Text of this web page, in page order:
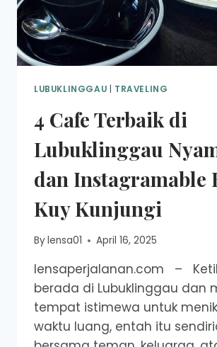
LUBUKLINGGAU TRAVELING
4 Cafe Terbaik di
Lubuklinggau
dan Instagramable
Kuy Kunjungi
Bylensa01 April 16, 2025
lensaperjalanan.com –
berada di Lubuklinggau dan
tempat istimewa untuk
waktu luang, entah itu